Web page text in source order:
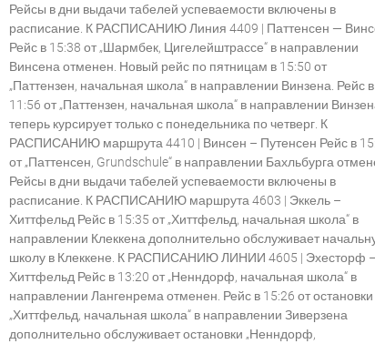
Рейсы в дни выдачи табелей успеваемости включены в
расписание. К РАСПИСАНИЮ Линия 4409 | Паттенсен —
Рейс в 15:38 от „Шармбек, Цигелейштрассе“ в направлении
Винсена отменен. Новый рейс по пятницам в 15:50 от
„Паттензен, начальная школа“ в направлении Винзена. Рейс в
11:56 от „Паттензен, начальная школа“ в направлении
теперь курсирует только с понедельника по четверг. К
РАСПИСАНИЮ маршрута 4410 | Винсен – Путенсен Рейс в
от „Паттенсен, Grundschule“ в направлении Бахльбурга
Рейсы в дни выдачи табелей успеваемости включены в
расписание. К РАСПИСАНИЮ маршрута 4603 | Эккель –
Хиттфельд Рейс в 15:35 от „Хиттфельд, начальная школа“ в
направлении Клеккена дополнительно обслуживает
школу в Клеккене. К РАСПИСАНИЮ ЛИНИИ 4605 | Эхесторф –
Хиттфельд Рейс в 13:20 от „Ненндорф, начальная школа“ в
направлении Лангенрема отменен. Рейс в 15:26 от остановки
„Хиттфельд, начальная школа“ в направлении Зиверзена
дополнительно обслуживает остановки „Ненндорф,